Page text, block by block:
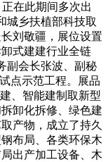
正在此期间多次出
城乡扶植部科技取
刘敬疆，展位设置
式建建行业全链
副会长张波、副秘
点示范工程。展品
、智能建制取新型
卸化拆修、绿色建
产物，成立了持久
布局、各类环保木
出产加工设备、木